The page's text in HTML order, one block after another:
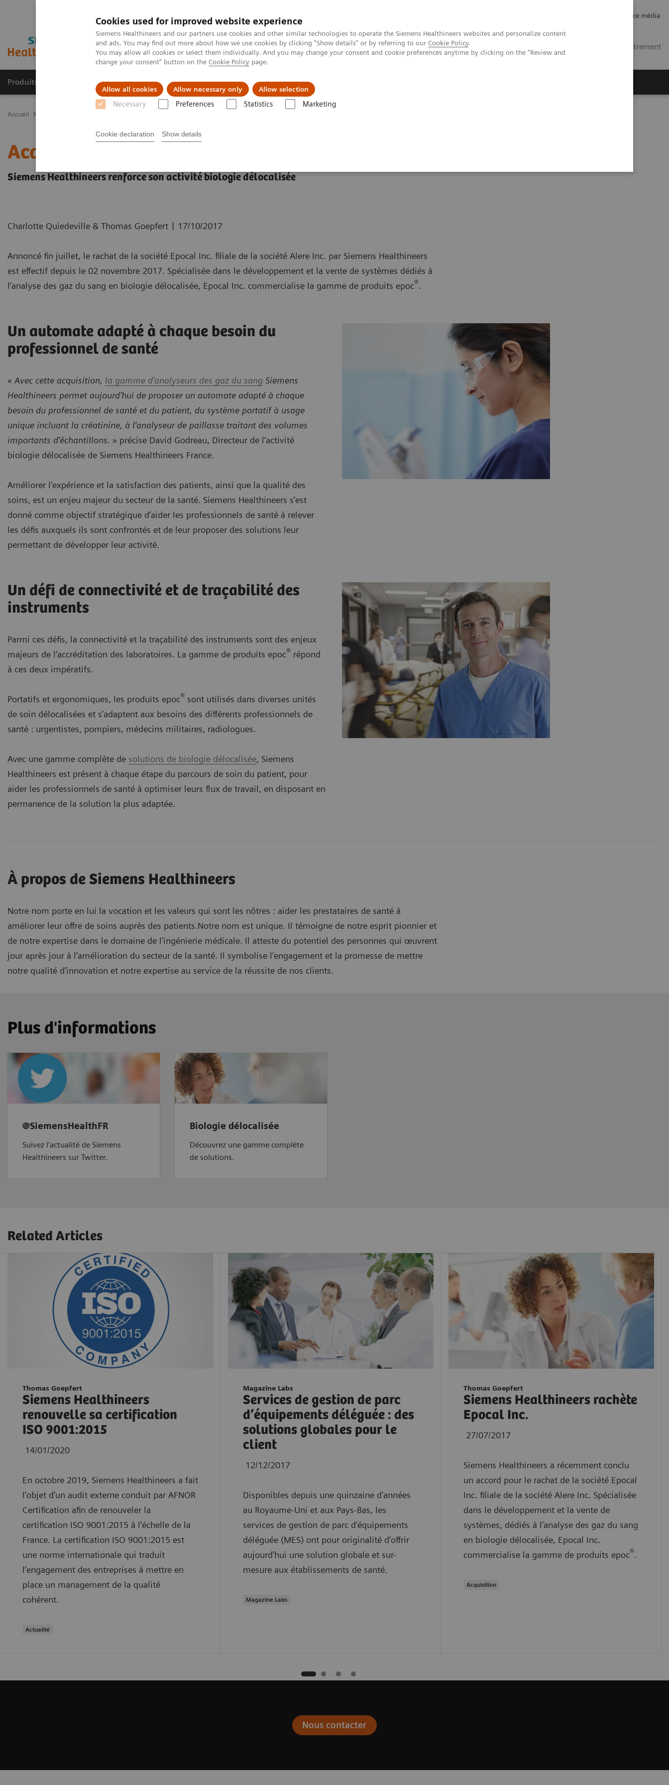
Cookies used for improved website experience
Siemens Healthineers and our partners use cookies and other similar technologies to operate the Siemens Healthineers websites and personalize content
and ads. You may find out more about how we use cookies by clicking "Show details" or by referring to our Cookie Policy.
You may allow all cookies or select them individually. And you may change your consent and cookie preferences anytime by clicking on the "Review and
change your consent" button on the Cookie Policy page.
Allow all cookies Allow necessary only Allow selection
Necessary Preferences Statistics Marketing
Cookie declaration Show details
Espace média
MA Se connecter / Enregistrement
Produits & services Support & formations A propos de
Accueil
Acquisition de la société Epocal Inc.
Siemens Healthineers renforce son activité biologie délocalisée
Charlotte Quiedeville & Thomas Goepfert | 17/10/2017
Annoncé fin juillet, le rachat de la société Epocal Inc. filiale de la société Alere Inc. par Siemens Healthineers
est effectif depuis le 02 novembre 2017. Spécialisée dans le développement et la vente de systèmes dédiés à
l’analyse des gaz du sang en biologie délocalisée, Epocal Inc. commercialise la gamme de produits epoc®.
Un automate adapté à chaque besoin du
professionnel de santé
« Avec cette acquisition, la gamme d’analyseurs des gaz du sang Siemens
Healthineers permet aujourd’hui de proposer un automate adapté à chaque
besoin du professionnel de santé et du patient, du système portatif à usage
unique incluant la créatinine, à l’analyseur de paillasse traitant des volumes
importants d’échantillons. » précise David Godreau, Directeur de l’activité
biologie délocalisée de Siemens Healthineers France.
Améliorer l’expérience et la satisfaction des patients, ainsi que la qualité des
soins, est un enjeu majeur du secteur de la santé. Siemens Healthineers s’est
donné comme objectif stratégique d’aider les professionnels de santé à relever
les défis auxquels ils sont confrontés et de leur proposer des solutions leur
permettant de développer leur activité.
Un défi de connectivité et de traçabilité des
instruments
Parmi ces défis, la connectivité et la traçabilité des instruments sont des enjeux
majeurs de l’accréditation des laboratoires. La gamme de produits epoc® répond
à ces deux impératifs.
Portatifs et ergonomiques, les produits epoc® sont utilisés dans diverses unités
de soin délocalisées et s’adaptent aux besoins des différents professionnels de
santé : urgentistes, pompiers, médecins militaires, radiologues.
Avec une gamme complète de solutions de biologie délocalisée, Siemens
Healthineers est présent à chaque étape du parcours de soin du patient, pour
aider les professionnels de santé à optimiser leurs flux de travail, en disposant en
permanence de la solution la plus adaptée.
À propos de Siemens Healthineers
Notre nom porte en lui la vocation et les valeurs qui sont les nôtres : aider les prestataires de santé à
améliorer leur offre de soins auprès des patients.Notre nom est unique. Il témoigne de notre esprit pionnier et
de notre expertise dans le domaine de l’ingénierie médicale. Il atteste du potentiel des personnes qui œuvrent
jour après jour à l’amélioration du secteur de la santé. Il symbolise l’engagement et la promesse de mettre
notre qualité d’innovation et notre expertise au service de la réussite de nos clients.
Plus d'informations
@SiemensHealthFR
Suivez l'actualité de Siemens
Healthineers sur Twitter.
Biologie délocalisée
Découvrez une gamme complète
de solutions.
Related Articles
Thomas Goepfert
Siemens Healthineers
renouvelle sa certification
ISO 9001:2015
14/01/2020
En octobre 2019, Siemens Healthineers a fait
l’objet d’un audit externe conduit par AFNOR
Certification afin de renouveler la
certification ISO 9001:2015 à l’échelle de la
France. La certification ISO 9001:2015 est
une norme internationale qui traduit
l’engagement des entreprises à mettre en
place un management de la qualité
cohérent.
Actualité
Magazine Labs
Services de gestion de parc
d’équipements déléguée : des
solutions globales pour le
client
12/12/2017
Disponibles depuis une quinzaine d’années
au Royaume-Uni et aux Pays-Bas, les
services de gestion de parc d’équipements
déléguée (MES) ont pour originalité d’offrir
aujourd’hui une solution globale et sur-
mesure aux établissements de santé.
Magazine Labs
Thomas Goepfert
Siemens Healthineers rachète
Epocal Inc.
27/07/2017
Siemens Healthineers a récemment conclu
un accord pour le rachat de la société Epocal
Inc. filiale de la société Alere Inc. Spécialisée
dans le développement et la vente de
systèmes, dédiés à l’analyse des gaz du sang
en biologie délocalisée, Epocal Inc.
commercialise la gamme de produits epoc®.
Acquisition
Nous contacter